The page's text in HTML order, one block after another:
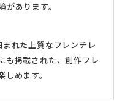
あります。
れた上質なフレンチレ
も掲載された、創作フレ
めます。